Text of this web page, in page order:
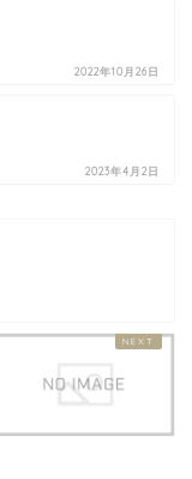
2022年10月26日
2023年4月2日